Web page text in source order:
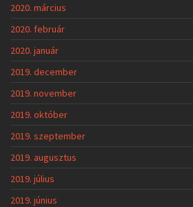
2020. március
2020. február
2020. január
2019. december
2019. november
2019. október
2019. szeptember
2019. augusztus
2019. július
2019. június